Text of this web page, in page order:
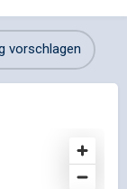
vorschlagen